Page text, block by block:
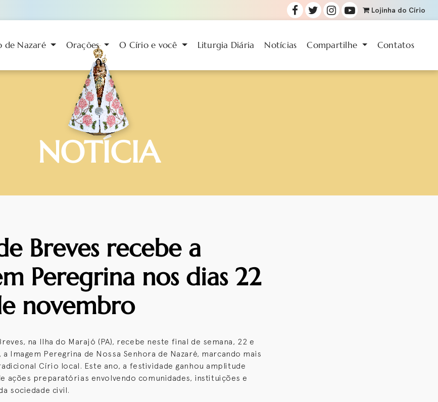
Lojinha do Círio
de Nazaré Orações O Círio e você Liturgia Diária Notícias Compartilhe Contatos
NOTÍCIA
Breves recebe a
Peregrina nos dias 22
novembro
na Ilha do Marajó (PA), recebe neste final de semana, 22 e
Imagem Peregrina de Nossa Senhora de Nazaré, marcando mais
Círio local. Este ano, a festividade ganhou amplitude
ações preparatórias envolvendo comunidades, instituições e
sociedade civil.